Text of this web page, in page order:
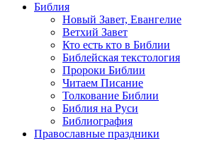
Библия
Новый Завет, Евангелие
Ветхий Завет
Кто есть кто в Библии
Библейская текстология
Пророки Библии
Читаем Писание
Толкование Библии
Библия на Руси
Библиография
Православные праздники